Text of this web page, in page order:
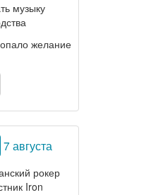
музыку
желание
7 августа
рокер
Iron